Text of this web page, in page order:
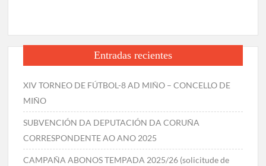
Entradas recientes
XIV TORNEO DE FÚTBOL-8 AD MIÑO – CONCELLO DE
MIÑO
SUBVENCIÓN DA DEPUTACIÓN DA CORUÑA
CORRESPONDENTE AO ANO 2025
CAMPAÑA ABONOS TEMPADA 2025/26 (solicitude de